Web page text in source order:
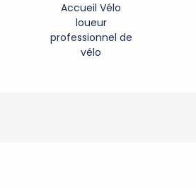
Accueil Vélo
loueur
professionnel de
vélo